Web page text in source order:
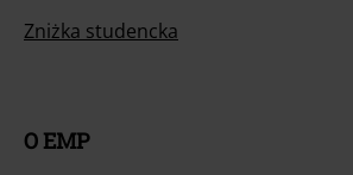
Zniżka studencka
O EMP